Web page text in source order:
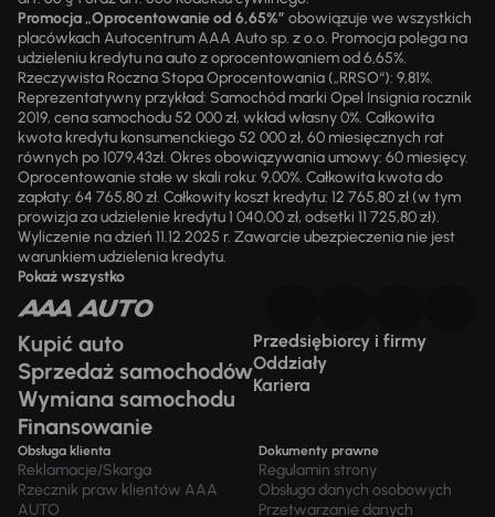
Promocja „Oprocentowanie od 6,65%” obowiązuje we wszystkich
placówkach Autocentrum AAA Auto sp. z o.o. Promocja polega na
udzieleniu kredytu na auto z oprocentowaniem od 6,65%.
Rzeczywista Roczna Stopa Oprocentowania („RRSO“): 9,81%.
Reprezentatywny przykład: Samochód marki Opel Insignia rocznik
2019, cena samochodu 52 000 zł, wkład własny 0%. Całkowita
kwota kredytu konsumenckiego 52 000 zł, 60 miesięcznych rat
równych po 1079,43zł. Okres obowiązywania umowy: 60 miesięcy.
Oprocentowanie stałe w skali roku: 9,00%. Całkowita kwota do
zapłaty: 64 765,80 zł. Całkowity koszt kredytu: 12 765,80 zł (w tym
prowizja za udzielenie kredytu 1 040,00 zł, odsetki 11 725,80 zł).
Wyliczenie na dzień 11.12.2025 r. Zawarcie ubezpieczenia nie jest
warunkiem udzielenia kredytu.
Pokaż wszystko
Kupić auto
Sprzedaż samochodów
Wymiana samochodu
Finansowanie
Przedsiębiorcy i firmy
Oddziały
Kariera
Obsługa klienta
Reklamacje/Skarga
Rzecznik praw klientów AAA
AUTO
Dokumenty prawne
Regulamin strony
Obsługa danych osobowych
Przetwarzanie danych